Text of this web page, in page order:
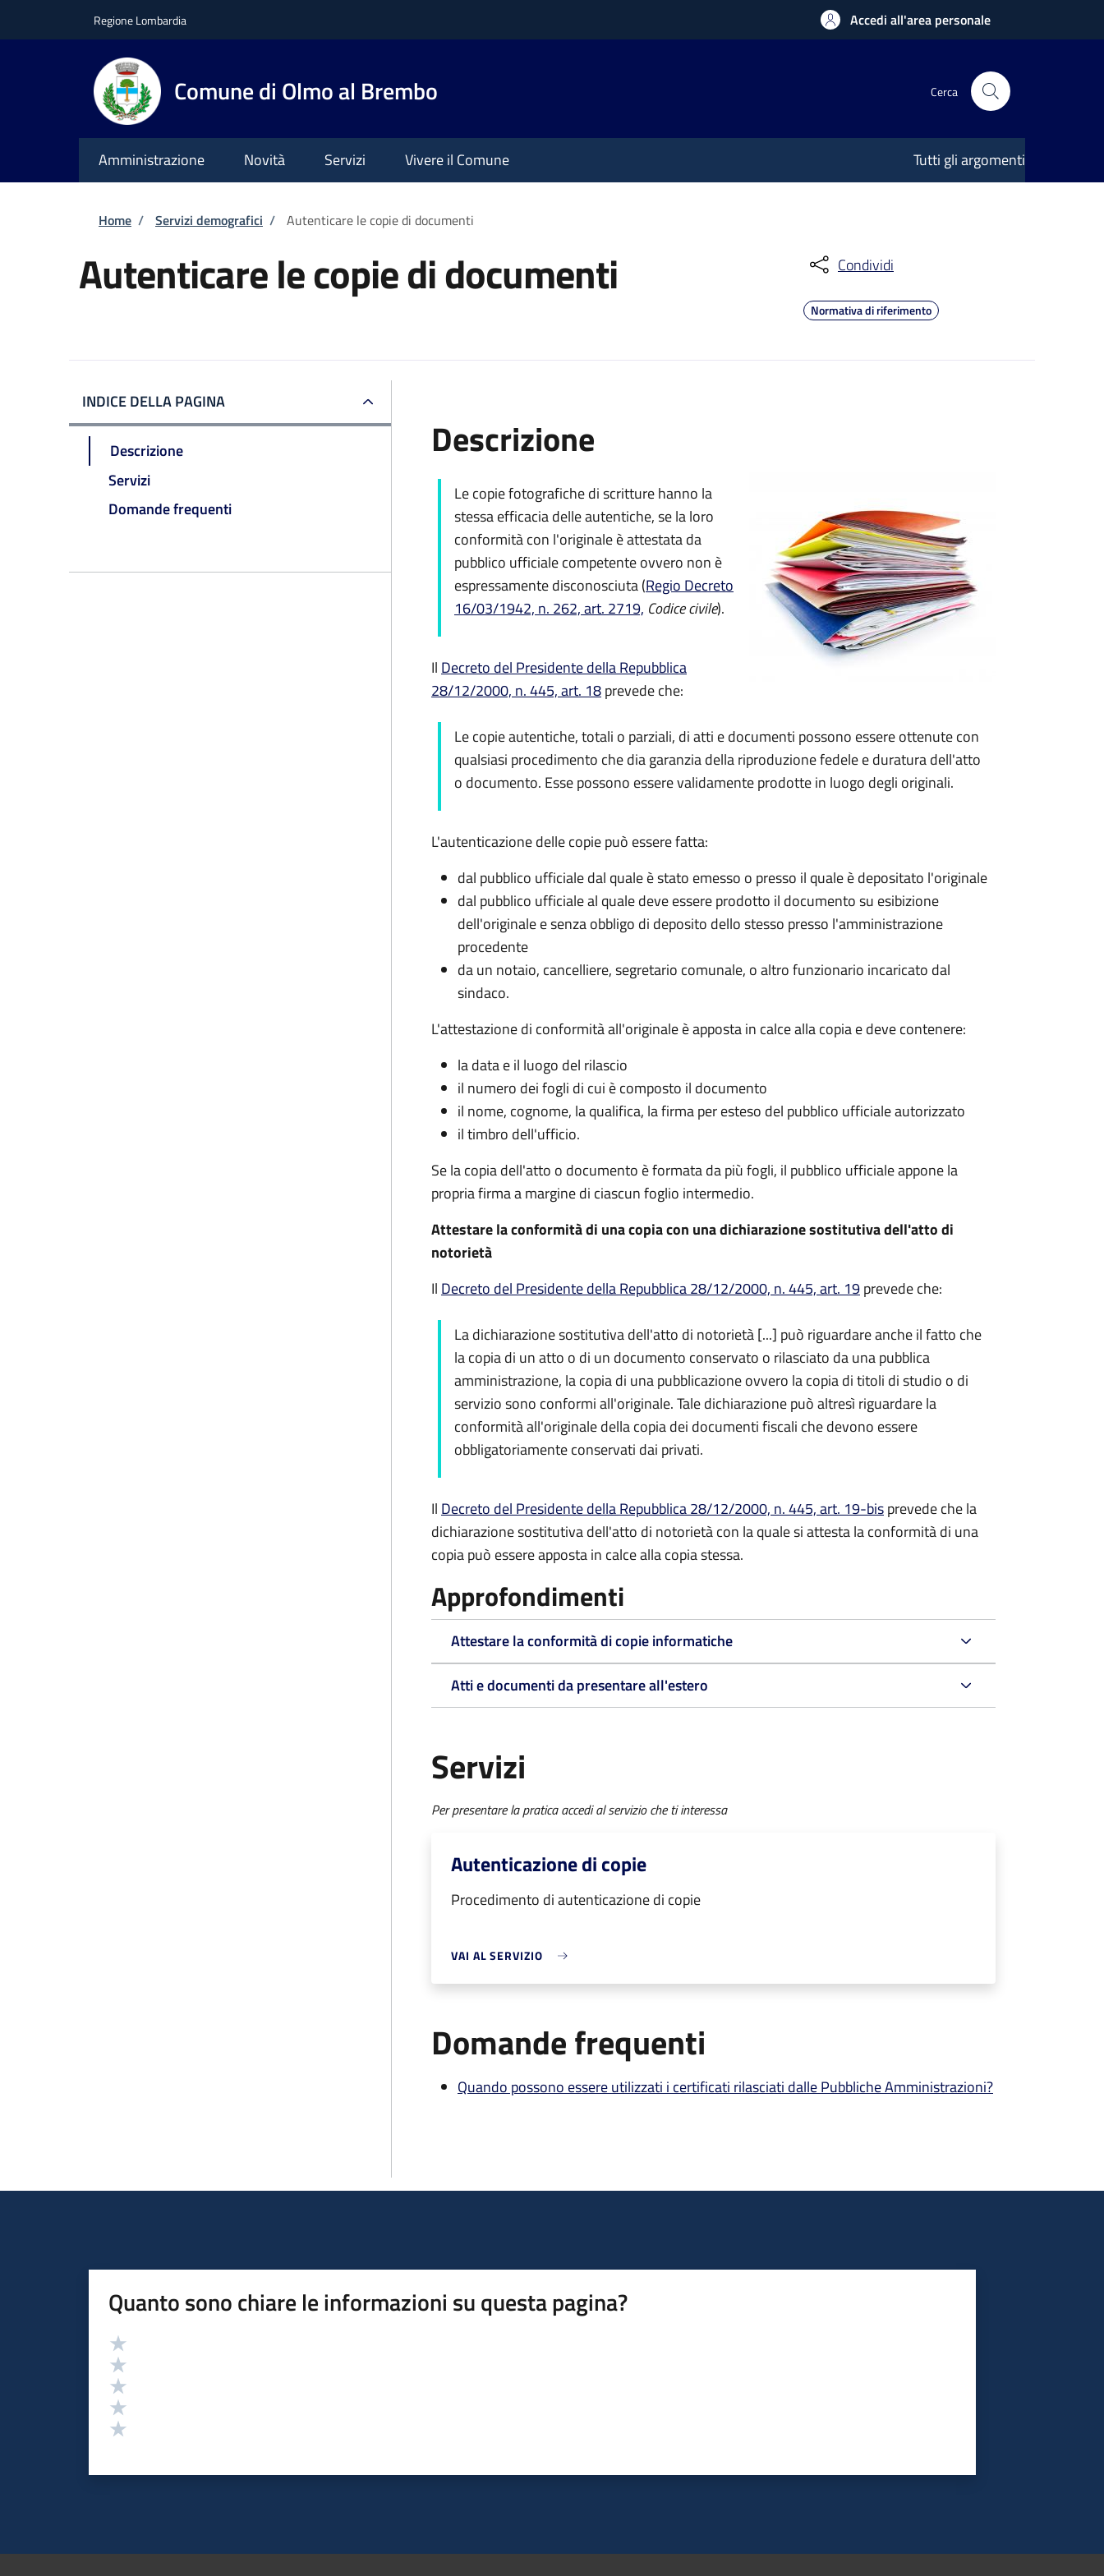
Regione Lombardia Accedi all'area personale
Comune di Olmo al Brembo Cerca
Amministrazione Novità Servizi Vivere il Comune Tutti gli argomenti
Briciole di pane
Home / Servizi demografici / Autenticare le copie di documenti
Autenticare le copie di documenti Condividi
Normativa di riferimento
INDICE DELLA PAGINA
Descrizione
Servizi
Domande frequenti
Descrizione
Le copie fotografiche di scritture hanno la
stessa efficacia delle autentiche, se la loro
conformità con l'originale è attestata da
pubblico ufficiale competente ovvero non è
espressamente disconosciuta (Regio Decreto
16/03/1942, n. 262, art. 2719, Codice civile).
Il Decreto del Presidente della Repubblica
28/12/2000, n. 445, art. 18prevede che:
Le copie autentiche, totali o parziali, di atti e documenti possono essere ottenute con
qualsiasi procedimento che dia garanzia della riproduzione fedele e duratura dell'atto
o documento. Esse possono essere validamente prodotte in luogo degli originali.
L'autenticazione delle copie può essere fatta:
dal pubblico ufficiale dal quale è stato emesso o presso il quale è depositato l'originale
dal pubblico ufficiale al quale deve essere prodotto il documento su esibizione
dell'originale e senza obbligo di deposito dello stesso presso l'amministrazione
procedente
da un notaio, cancelliere, segretario comunale, o altro funzionario incaricato dal
sindaco.
L'attestazione di conformità all'originale è apposta in calce alla copia e deve contenere:
la data e il luogo del rilascio
il numero dei fogli di cui è composto il documento
il nome, cognome, la qualifica, la firma per esteso del pubblico ufficiale autorizzato
il timbro dell'ufficio.
Se la copia dell'atto o documento è formata da più fogli, il pubblico ufficiale appone la
propria firma a margine di ciascun foglio intermedio.
Attestare la conformità di una copia con una dichiarazione sostitutiva dell'atto di
notorietà
Il Decreto del Presidente della Repubblica 28/12/2000, n. 445, art. 19prevede che:
La dichiarazione sostitutiva dell'atto di notorietà [...] può riguardare anche il fatto che
la copia di un atto o di un documento conservato o rilasciato da una pubblica
amministrazione, la copia di una pubblicazione ovvero la copia di titoli di studio o di
servizio sono conformi all'originale. Tale dichiarazione può altresì riguardare la
conformità all'originale della copia dei documenti fiscali che devono essere
obbligatoriamente conservati dai privati.
Il Decreto del Presidente della Repubblica 28/12/2000, n. 445, art. 19-bisprevede che la
dichiarazione sostitutiva dell'atto di notorietà con la quale si attesta la conformità di una
copia può essere apposta in calce alla copia stessa.
Approfondimenti
Attestare la conformità di copie informatiche
Atti e documenti da presentare all'estero
Servizi
Per presentare la pratica accedi al servizio che ti interessa
Autenticazione di copie
Procedimento di autenticazione di copie
VAI AL SERVIZIO
Domande frequenti
Quando possono essere utilizzati i certificati rilasciati dalle Pubbliche Amministrazioni?
Quanto sono chiare le informazioni su questa pagina?
Valutazione